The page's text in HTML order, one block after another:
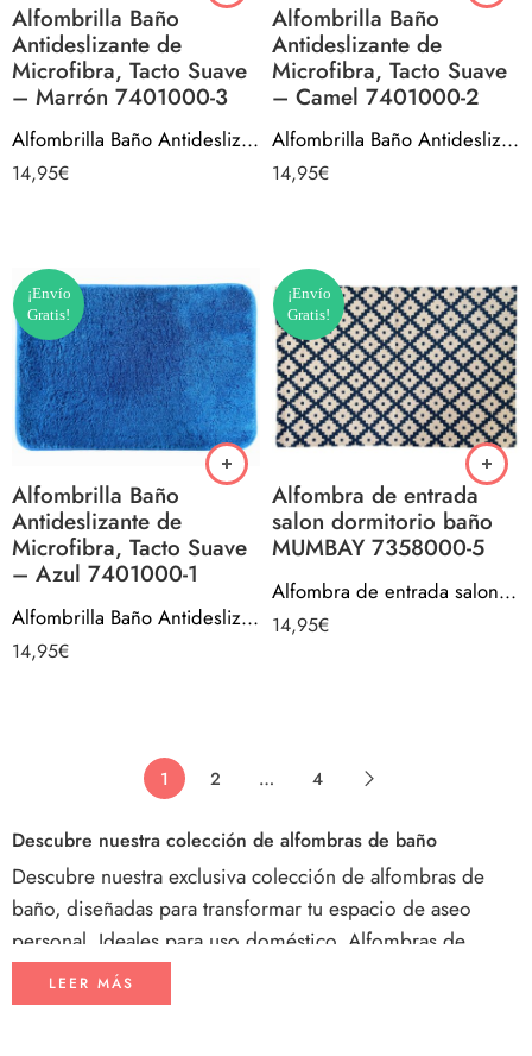
Alfombrilla Baño
Antideslizante de
Microfibra, Tacto Suave
– Marrón 7401000-3
Alfombrilla Baño Antideslizante de Microfibra, Tacto Suave – Marrón 7401000-3
14,95€
Alfombrilla Baño
Antideslizante de
Microfibra, Tacto Suave
– Camel 7401000-2
Alfombrilla Baño Antideslizante de Microfibra, Tacto Suave – Camel 7401000-2
14,95€
¡Envío
Gratis!
Alfombrilla Baño
Antideslizante de
Microfibra, Tacto Suave
– Azul 7401000-1
Alfombrilla Baño Antideslizante de Microfibra, Tacto Suave – Azul 7401000-1
14,95€
¡Envío
Gratis!
Alfombra de entrada
salon dormitorio baño
MUMBAY 7358000-5
Alfombra de entrada salon dormitorio baño MUMBAY 7358000-5
14,95€
1 2 … 4
Descubre nuestra colección de alfombras de baño
Descubre nuestra exclusiva colección de alfombras de
baño, diseñadas para transformar tu espacio de aseo
personal. Ideales para uso doméstico. Alfombras de
algodón, sintéticas, de tejidos naturales… Decora tu baño
con modernos y originales diseños, también básicos en
LEER MÁS